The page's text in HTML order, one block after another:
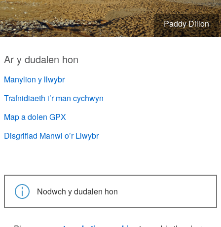
Paddy Dillon
Ar y dudalen hon
Manylion y llwybr
Trafnidiaeth i’r man cychwyn
Map a dolen GPX
Disgrifiad Manwl o’r Llwybr
Nodwch y dudalen hon